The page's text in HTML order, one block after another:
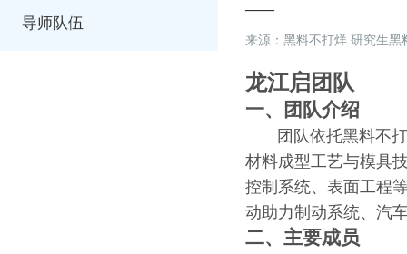
导师队伍
——
来源：黑料不打烊 研究生
龙江启团队
一、团队介绍
团队依托黑料不打
材料成型工艺与模具
控制系统、表面工程
动助力制动系统、汽
二、主要成员